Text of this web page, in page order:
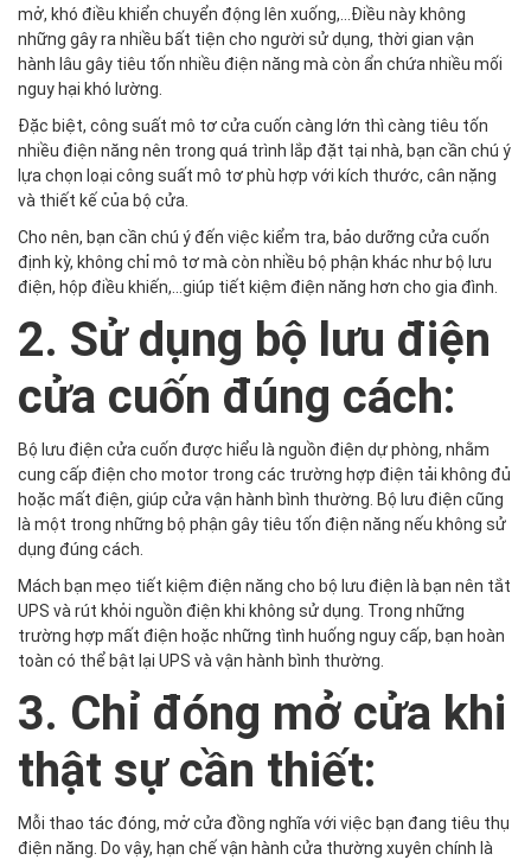
mở, khó điều khiển chuyển động lên xuống,...Điều này không
những gây ra nhiều bất tiện cho người sử dụng, thời gian vận
hành lâu gây tiêu tốn nhiều điện năng mà còn ẩn chứa nhiều mối
nguy hại khó lường.
Đặc biệt, công suất mô tơ cửa cuốn càng lớn thì càng tiêu tốn
nhiều điện năng nên trong quá trình lắp đặt tại nhà, bạn cần chú ý
lựa chọn loại công suất mô tơ phù hợp với kích thước, cân nặng
và thiết kế của bộ cửa.
Cho nên, bạn cần chú ý đến việc kiểm tra, bảo dưỡng cửa cuốn
định kỳ, không chỉ mô tơ mà còn nhiều bộ phận khác như bộ lưu
điện, hộp điều khiến,...giúp tiết kiệm điện năng hơn cho gia đình.
2. Sử dụng bộ lưu điện
cửa cuốn đúng cách:
Bộ lưu điện cửa cuốn được hiểu là nguồn điện dự phòng, nhằm
cung cấp điện cho motor trong các trường hợp điện tải không đủ
hoặc mất điện, giúp cửa vận hành bình thường. Bộ lưu điện cũng
là một trong những bộ phận gây tiêu tốn điện năng nếu không sử
dụng đúng cách.
Mách bạn mẹo tiết kiệm điện năng cho bộ lưu điện là bạn nên tắt
UPS và rút khỏi nguồn điện khi không sử dụng. Trong những
trường hợp mất điện hoặc những tình huống nguy cấp, bạn hoàn
toàn có thể bật lại UPS và vận hành bình thường.
3. Chỉ đóng mở cửa khi
thật sự cần thiết:
Mỗi thao tác đóng, mở cửa đồng nghĩa với việc bạn đang tiêu thụ
điện năng. Do vậy, hạn chế vận hành cửa thường xuyên chính là